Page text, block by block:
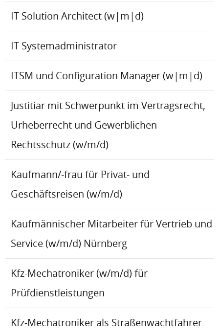
IT Solution Architect (w|m|d)
IT Systemadministrator
ITSM und Configuration Manager (w|m|d)
Justitiar mit Schwerpunkt im Vertragsrecht,
Urheberrecht und Gewerblichen
Rechtsschutz (w/m/d)
Kaufmann/-frau für Privat- und
Geschäftsreisen (w/m/d)
Kaufmännischer Mitarbeiter für Vertrieb und
Service (w/m/d) Nürnberg
Kfz-Mechatroniker (w/m/d) für
Prüfdienstleistungen
Kfz-Mechatroniker als Straßenwachtfahrer